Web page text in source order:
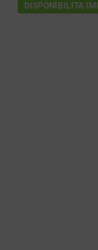
DISPONIBILITA